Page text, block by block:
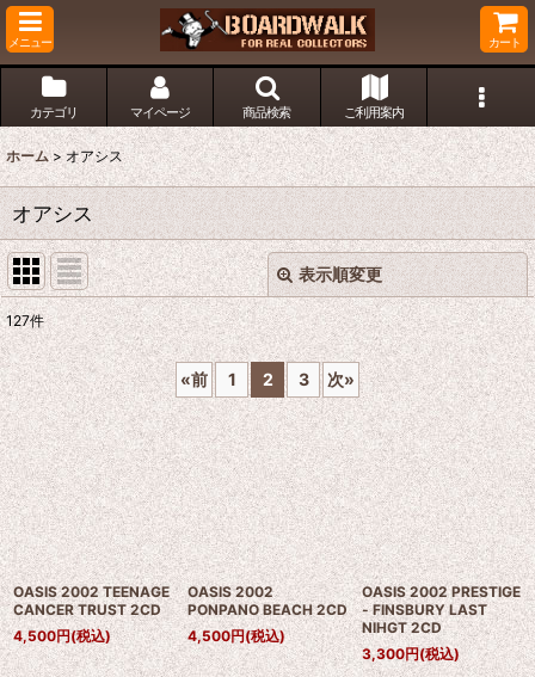
メニュー カート
カテゴリ マイページ 商品検索 ご利用案内
ホーム > オアシス
オアシス
表示順変更
サブカテゴリ:
表示数:
並び順:
絞り込む
閉じる
127件
«前 1 2 3 次»
OASIS 2002 TEENAGE
CANCER TRUST 2CD
4,500円(税込)
OASIS 2002
PONPANO BEACH 2CD
4,500円(税込)
OASIS 2002 PRESTIGE
- FINSBURY LAST
NIHGT 2CD
3,300円(税込)